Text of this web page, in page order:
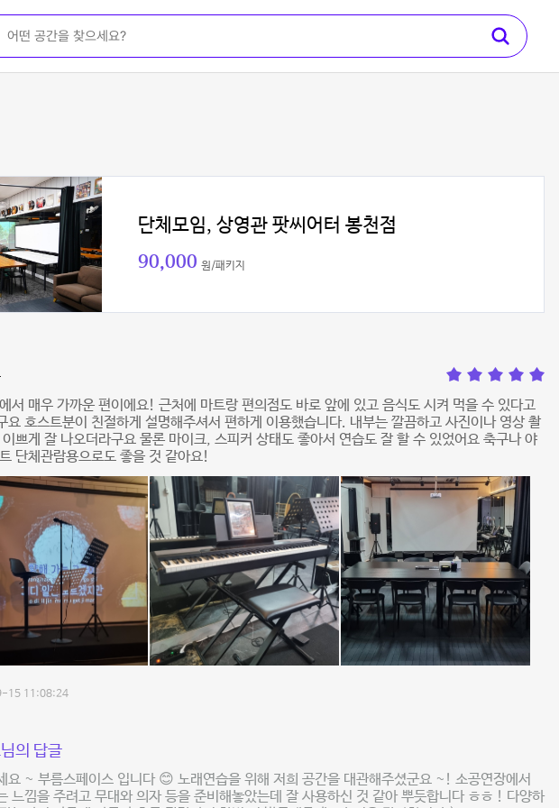
단체모임, 상영관 팟씨어터 봉천점
90,000 원/패키지
서 매우 가까운 편이에요! 근처에 마트랑 편의점도 바로 앞에 있고 음식도 시켜 먹을 수 있다고
요 호스트분이 친절하게 설명해주셔서 편하게 이용했습니다. 내부는 깔끔하고 사진이나 영상 촬
쁘게 잘 나오더라구요 물론 마이크, 스피커 상태도 좋아서 연습도 잘 할 수 있었어요 축구나 야
단체관람용으로도 좋을 것 같아요!
15 11:08:24
의 답글
요 ~ 부름스페이스 입니다 😊 노래연습을 위해 저희 공간을 대관해주셨군요 ~! 소공연장에서
느낌을 주려고 무대와 의자 등을 준비해놓았는데 잘 사용하신 것 같아 뿌듯합니다 ㅎㅎ ! 다양하